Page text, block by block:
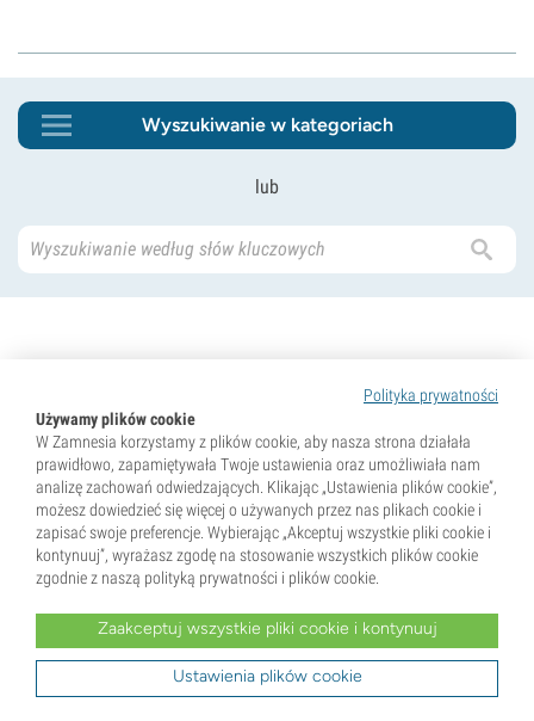
Wyszukiwanie w kategoriach
lub
Odbierz 10% rabatu na pierwsze
zamówienie!
Zapisz się do naszego newslettera i otrzymuj jako
pierwszy najnowsze informacje oraz ekskluzywne
oferty.
Zarejestruj się
Polityka prywatności
Używamy plików cookie
W Zamnesia korzystamy z plików cookie, aby nasza strona działała
prawidłowo, zapamiętywała Twoje ustawienia oraz umożliwiała nam
analizę zachowań odwiedzających. Klikając „Ustawienia plików cookie”,
możesz dowiedzieć się więcej o używanych przez nas plikach cookie i
zapisać swoje preferencje. Wybierając „Akceptuj wszystkie pliki cookie i
kontynuuj”, wyrażasz zgodę na stosowanie wszystkich plików cookie
zgodnie z naszą polityką prywatności i plików cookie.
Zaakceptuj wszystkie pliki cookie i kontynuuj
Ustawienia plików cookie